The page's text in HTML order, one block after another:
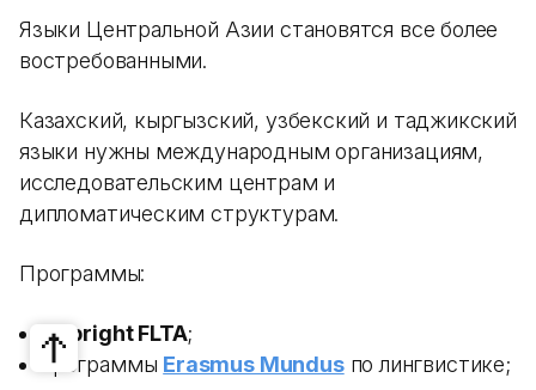
Языки Центральной Азии становятся все более
востребованными.
Казахский, кыргызский, узбекский и таджикский
языки нужны международным организациям,
исследовательским центрам и
дипломатическим структурам.
Программы:
Fulbright FLTA;
программы Erasmus Mundusпо лингвистике;